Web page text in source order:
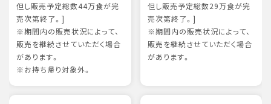
但し販売予定総数44万食が完
売次第終了。]
※期間内の販売状況によって、
販売を継続させていただく場合
があります。
※お持ち帰り対象外。
但し販売予定総数29万食が完
売次第終了。]
※期間内の販売状況によって、
販売を継続させていただく場合
があります。